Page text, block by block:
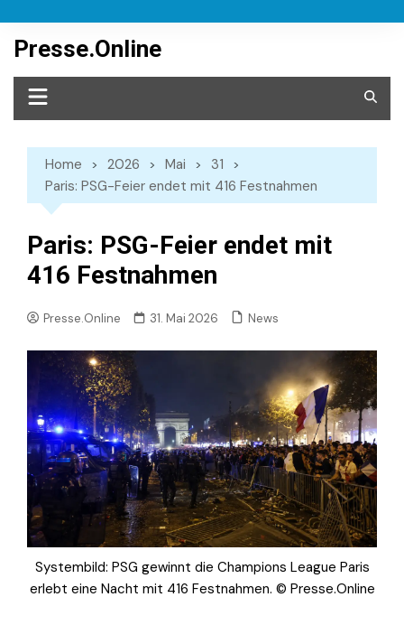
content
Presse.Online
Home 2026 Mai
31
Paris: PSG-Feier endet mit 416 Festnahmen
Paris: PSG-Feier endet mit
416 Festnahmen
Presse.Online 31. Mai 2026 News
Systembild: PSG gewinnt die Champions League Paris
erlebt eine Nacht mit 416 Festnahmen. © Presse.Online